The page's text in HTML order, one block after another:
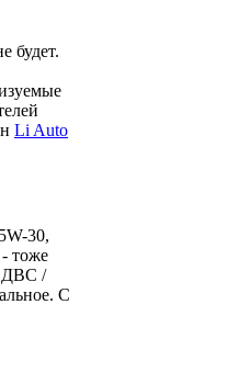
будет.
Li Auto
30,
тоже
ДВС /
С